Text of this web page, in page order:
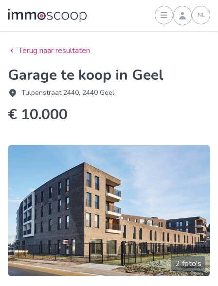
Inloggen
NL
Terug naar resultaten
Garage te koop in Geel
Tulpenstraat 2440, 2440 Geel
€ 10.000
2 foto's